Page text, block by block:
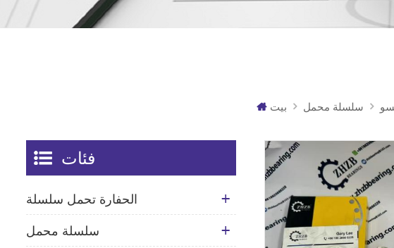
بيت سلسلة محمل
فئات
الحفارة تحمل سلسلة
سلسلة محمل